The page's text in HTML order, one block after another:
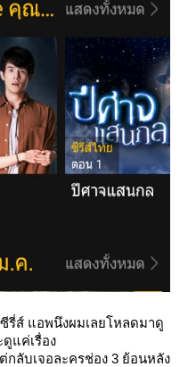
ส์ แอพนึงผมเลยโหลดมาดู
แค่เรื่อง
กลับเจอละครช่อง 3 ย้อนหลัง